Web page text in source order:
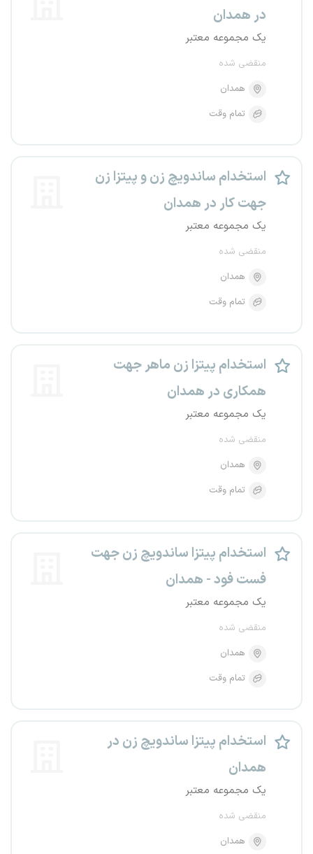
در همدان
یک مجموعه معتبر
منقضی شده
همدان
تمام وقت
استخدام ساندویچ زن و پیتزا زن
جهت کار در همدان
یک مجموعه معتبر
منقضی شده
همدان
تمام وقت
استخدام پیتزا زن ماهر جهت
همکاری در همدان
یک مجموعه معتبر
منقضی شده
همدان
تمام وقت
استخدام پیتزا ساندویچ زن جهت
فست فود - همدان
یک مجموعه معتبر
منقضی شده
همدان
تمام وقت
استخدام پیتزا ساندویچ زن در
همدان
یک مجموعه معتبر
منقضی شده
همدان